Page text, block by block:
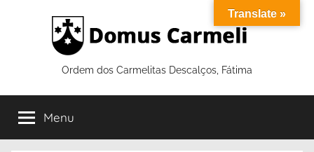
Ordem dos Carmelitas Descalços, Fátima
Menu
Translate »